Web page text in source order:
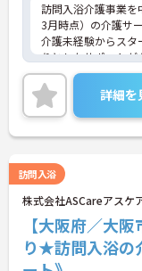
訪問入浴介護事業
3月時点）の介護サ
介護未経験からス
りとしたサポート
けます。お風呂に入
差し伸べてあげられ
です。ご興味ある方
さらに詳細をお話
ください！
詳細を
訪問入浴
株式会社ASCareアスケ
【大阪府／大
り★訪問入浴の